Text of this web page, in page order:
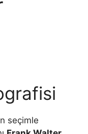
seçimle